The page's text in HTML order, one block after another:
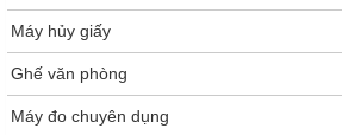
Máy hủy giấy
Ghế văn phòng
Máy đo chuyên dụng